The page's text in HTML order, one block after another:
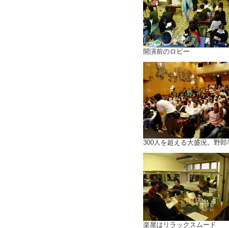
開演前のロビー
300人を超える大盛況。野郎
楽屋はリラックスムード